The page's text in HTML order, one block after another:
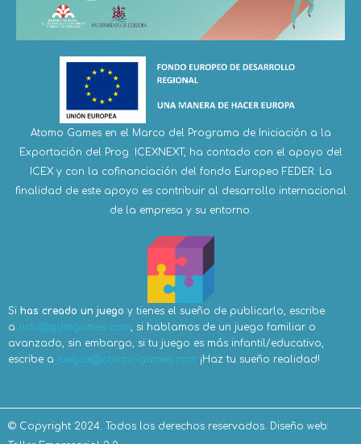
Atomo Games en el Marco del Programa de Iniciación a la
Exportación del Prog. ICEXNEXT, ha contado con el apoyo del
ICEX y con la cofinanciación del fondo Europeo FEDER. La
finalidad de este apoyo es contribuir al desarrollo internacional
de la empresa y su entorno.
Si has creado un juego y tienes el sueño de publicarlo, escribe
a richi@gdmgames.com , si hablamos de un juego familiar o
avanzado, sin embargo, si tu juego es más infantil/educativo,
escribe a juegos@atomo-games.com ¡Haz tu sueño realidad!
© Copyright 2024. Todos los derechos reservados.
Diseño web: